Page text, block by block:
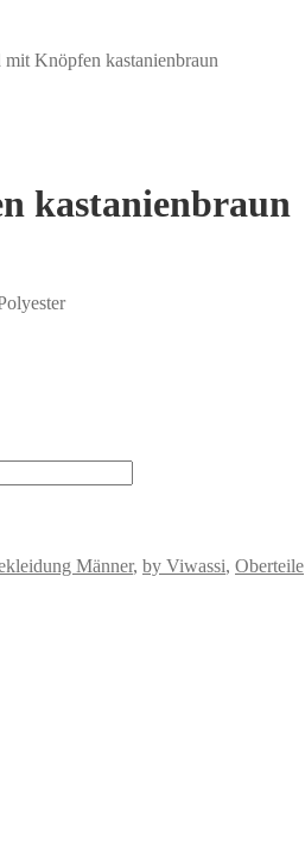
Knöpfen kastanienbraun
kastanienbraun
Männer, by Viwassi, Oberteile